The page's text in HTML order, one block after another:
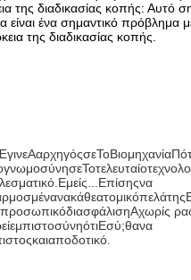
της διαδικασίας κοπής: Αυτό
είναι ένα σημαντικό
της διαδικασίας κοπής.
ΑαρχηγόςσεΤοΒιομηχανία
σεΤοτελευταίο
Εμείς... Επίσηςνα
νακάθεατομικόπελάτης
προσωπικόδιασφάλισηΑχωρίς
εμπιστοσύνηότιΕσύ;θανα
καιαποδοτικό